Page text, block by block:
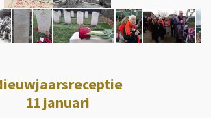
11 januari